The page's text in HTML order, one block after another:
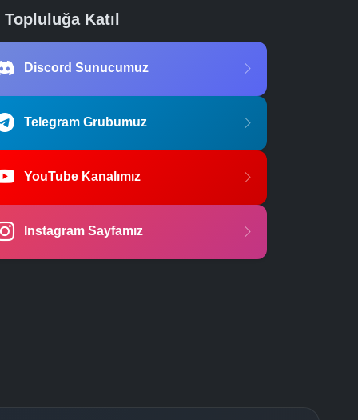
Topluluğa Katıl
Discord Sunucumuz
Telegram Grubumuz
YouTube Kanalımız
Instagram Sayfamız